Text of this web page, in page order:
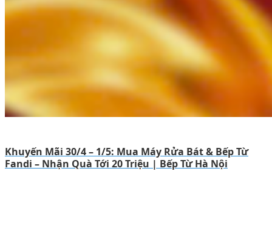
Khuyến Mãi 30/4 – 1/5: Mua Máy Rửa Bát & Bếp Từ
Fandi – Nhận Quà Tới 20 Triệu | Bếp Từ Hà Nội